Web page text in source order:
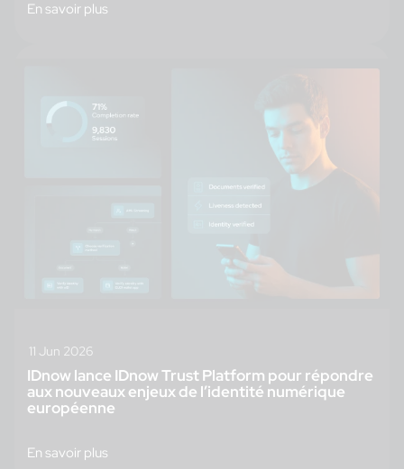
En savoir plus
11 Jun 2026
IDnow lance IDnow Trust Platform pour répondre
aux nouveaux enjeux de l’identité numérique
européenne
En savoir plus